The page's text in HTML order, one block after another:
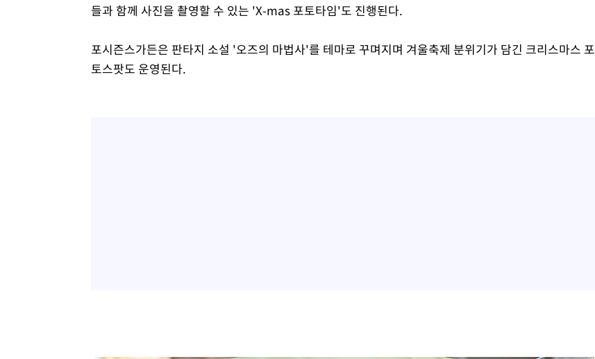
들과 함께 사진을 촬영할 수 있는 'X-mas 포토타임'도 진행된다.
포시즌스가든은 판타지 소설 '오즈의 마법사'를 테마로 꾸며지며 겨울축제 분위기가 담긴 크리스마스 포
토스팟도 운영된다.